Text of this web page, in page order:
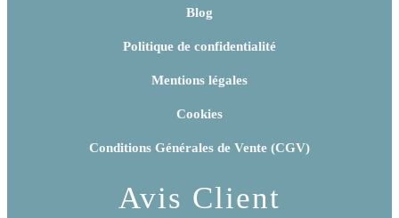
Blog
Politique de confidentialité
Mentions légales
Cookies
Conditions Générales de Vente (CGV)
Avis Client